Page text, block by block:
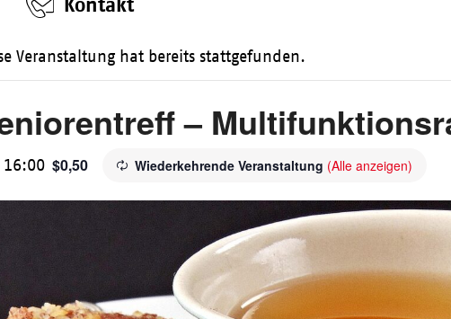
Kontakt
Veranstaltung hat bereits stattgefunden.
–
16:00 Wiederkehrende Veranstaltung (Alle anzeigen)
$0,50